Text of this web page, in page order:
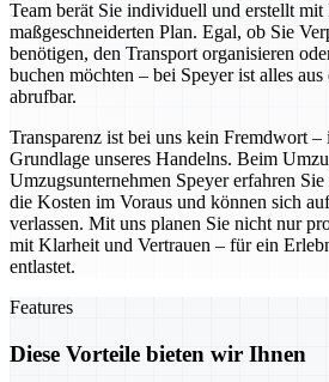
Team berät Sie individuell und erstellt mit
maßgeschneiderten Plan. Egal, ob Sie
benötigen, den Transport organisieren
buchen möchten – bei Speyer ist alles
abrufbar.
Transparenz ist bei uns kein Fremdwort
Grundlage unseres Handelns. Beim
Umzugsunternehmen Speyer erfahren
die Kosten im Voraus und können sich
verlassen. Mit uns planen Sie nicht nur
mit Klarheit und Vertrauen – für ein
entlastet.
Features
Diese Vorteile bieten wir Ihnen